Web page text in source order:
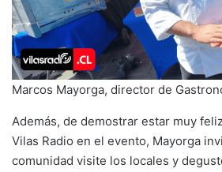
Marcos Mayorga, director de
Además, de demostrar estar muy
Vilas Radio en el evento, Mayorga
comunidad visite los locales y